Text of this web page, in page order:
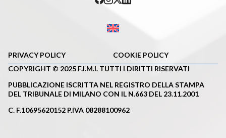
PRIVACY POLICY
COOKIE POLICY
COPYRIGHT © 2025 F.I.M.I. TUTTI I DIRITTI RISERVATI
PUBBLICAZIONE ISCRITTA NEL REGISTRO DELLA STAMPA
DEL TRIBUNALE DI MILANO CON IL N.663 DEL 23.11.2001
C. F.10695620152 P.IVA 08288100962